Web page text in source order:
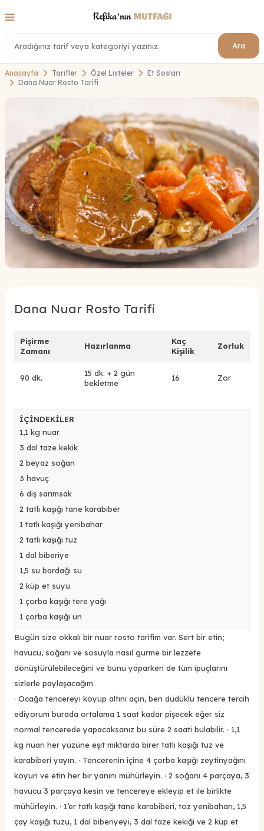
Ara
Anasayfa Tarifler Özel Listeler
Et Sosları
Dana Nuar Rosto Tarifi
Dana Nuar Rosto Tarifi
Pişirme
Zamanı
Hazırlanma
Kaç
Kişilik
Zorluk
90 dk.
15 dk. + 2 gün
bekletme
16 Zor
İÇİNDEKİLER
1,1 kg nuar
3 dal taze kekik
2 beyaz soğan
3 havuç
6 diş sarımsak
2 tatlı kaşığı tane karabiber
1 tatlı kaşığı yenibahar
2 tatlı kaşığı tuz
1 dal biberiye
1,5 su bardağı su
2 küp et suyu
1 çorba kaşığı tere yağı
1 çorba kaşığı un
Bugün size okkalı bir nuar rosto tarifim var. Sert bir etin;
havucu, soğanı ve sosuyla nasıl gurme bir lezzete
dönüştürülebileceğini ve bunu yaparken de tüm ipuçlarını
sizlerle paylaşacağım.
· Ocağa tencereyi koyup altını açın, ben düdüklü tencere tercih
ediyorum burada ortalama 1 saat kadar pişecek eğer siz
normal tencerede yapacaksanız bu süre 2 saati bulabilir. · 1,1
kg nuarı her yüzüne eşit miktarda birer tatlı kaşığı tuz ve
karabiberi yayın. · Tencerenin içine 4 çorba kaşığı zeytinyağını
koyun ve etin her bir yanını mühürleyin. · 2 soğanı 4 parçaya, 3
havucu 3 parçaya kesin ve tencereye ekleyip et ile birlikte
mühürleyin. · 1’er tatlı kaşığı tane karabiberi, toz yenibaharı, 1,5
çay kaşığı tuzu, 1 dal biberiyeyi, 3 dal taze kekiği ve 2 küp et